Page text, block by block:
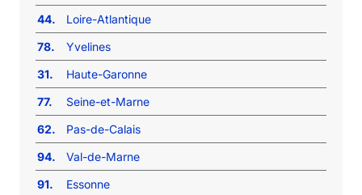
44.
Loire-Atlantique
78.
Yvelines
31.
Haute-Garonne
77.
Seine-et-Marne
62.
Pas-de-Calais
94.
Val-de-Marne
91.
Essonne